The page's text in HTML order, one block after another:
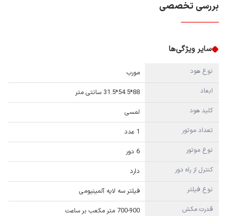
بررسی تخصصی
سایر ویژگی‌ها
نوع هود
مورب
ابعاد
88*54.5*31.5 سانتی متر
کلید هود
لمسی
تعداد موتور
1 عدد
نوع موتور
6 دور
کنترل از راه دور
دارد
نوع فیلتر
فیلتر سه لایه آلمینیومی
قدرت مکش
700-900 متر مکعب بر ساعت